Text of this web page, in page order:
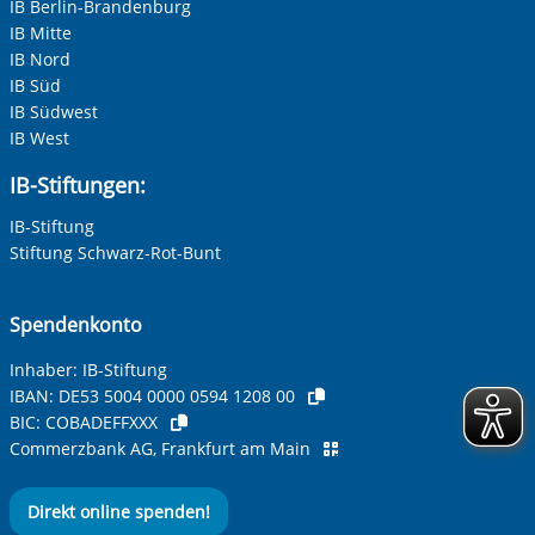
Ihre E-Mail-Adresse
Ihre Telefonnummer
Betreff ihrer Anfrage
Ihre Nachricht
IB Berlin-Brandenburg
IB Mitte
IB Nord
IB Süd
IB Südwest
IB West
IB-Stiftungen:
IB-Stiftung
Stiftung Schwarz-Rot-Bunt
Spendenkonto
Inhaber: IB-Stiftung
IBAN: DE53 5004 0000 0594 1208 00
BIC: COBADEFFXXX
Commerzbank AG, Frankfurt am Main
Direkt online spenden!